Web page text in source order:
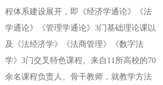
程体系建设展开，即《经济学通论》《法
学通论》《管理学通论》3门基础理论课以
及《法经济学》《法商管理》《数字法
学》3门交叉特色课程。来自11所高校的70
余名课程负责人、骨干教师，就教学方法